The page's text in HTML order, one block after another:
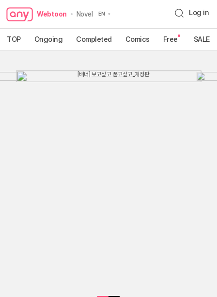
Webtoon Novel
TOP Ongoing Completed Comics Free SALE
Log in